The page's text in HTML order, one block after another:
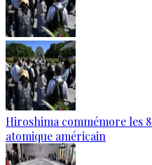
Hiroshima commémore les
atomique américain